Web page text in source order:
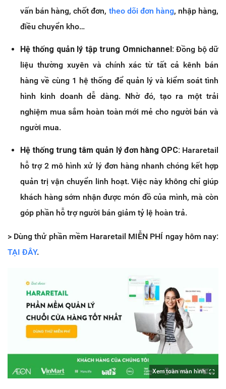
vấn bán hàng, chốt đơn, theo dõi đơn hàng, nhập hàng,
điều chuyển kho…
Hệ thống quản lý tập trung Omnichannel:Đồng bộ dữ
liệu thường xuyên và chính xác từ tất cả kênh bán
hàng về cùng 1 hệ thống để quản lý và kiểm soát tình
hình kinh doanh dễ dàng. Nhờ đó, tạo ra một trải
nghiệm mua sắm hoàn toàn mới mẻ cho người bán và
người mua.
Hệ thống trung tâm quản lý đơn hàng OPC: Hararetail
hỗ trợ 2 mô hình xử lý đơn hàng nhanh chóng kết hợp
quản trị vận chuyển linh hoạt. Việc này không chỉ giúp
khách hàng sớm nhận được món đồ của mình, mà còn
góp phần hỗ trợ người bán giảm tỷ lệ hoàn trả.
> Dùng thử phần mềm Hararetail MIỄN PHÍ ngay hôm nay:
TẠI ĐÂY.
Xem toàn màn hình